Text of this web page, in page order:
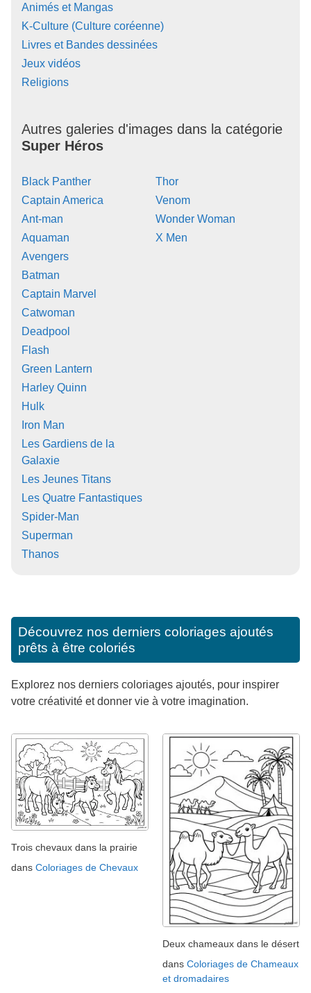
Animés et Mangas
K-Culture (Culture coréenne)
Livres et Bandes dessinées
Jeux vidéos
Religions
Autres galeries d'images dans la catégorie
Super Héros
Black Panther
Captain America
Ant-man
Aquaman
Avengers
Batman
Captain Marvel
Catwoman
Deadpool
Flash
Green Lantern
Harley Quinn
Hulk
Iron Man
Les Gardiens de la
Galaxie
Les Jeunes Titans
Les Quatre Fantastiques
Spider-Man
Superman
Thanos
Thor
Venom
Wonder Woman
X Men
Découvrez nos derniers coloriages ajoutés
prêts à être coloriés
Explorez nos derniers coloriages ajoutés, pour inspirer
votre créativité et donner vie à votre imagination.
Trois chevaux dans la prairie
dans Coloriages de Chevaux
Deux chameaux dans le désert
dans Coloriages de Chameaux
et dromadaires